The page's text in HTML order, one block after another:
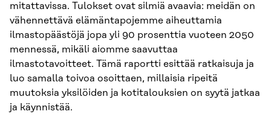
mitattavissa. Tulokset ovat silmiä avaavia: meidän on
vähennettävä elämäntapojemme aiheuttamia
ilmastopäästöjä jopa yli 90 prosenttia vuoteen 2050
mennessä, mikäli aiomme saavuttaa
ilmastotavoitteet. Tämä raportti esittää ratkaisuja ja
luo samalla toivoa osoittaen, millaisia ripeitä
muutoksia yksilöiden ja kotitalouksien on syytä jatkaa
ja käynnistää.